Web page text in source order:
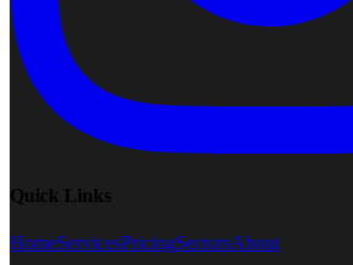
Quick Links
HomeServicesPricingSectorsAbout